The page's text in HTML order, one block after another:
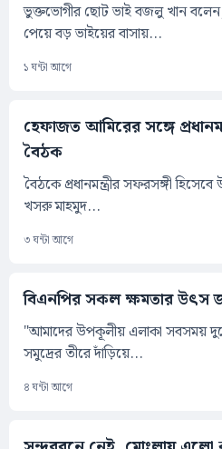
ভুক্তভোগীর ছোট ভাই বজলু খান
পেয়ে বড় ভাইয়ের বাসায়...
১ ঘন্টা আগে
হেফাজত আমিরের সঙ্গে
বৈঠক
​বৈঠকে প্রধানমন্ত্রীর সফরসঙ্গী
খসরু মাহমুদ...
৩ ঘন্টা আগে
বিএনপির সকল ক্ষমতার উৎস
"আমাদের উপকূলীয় এলাকা সবসময়
সমুদ্রের তীরে দাঁড়িয়ে...
৪ ঘন্টা আগে